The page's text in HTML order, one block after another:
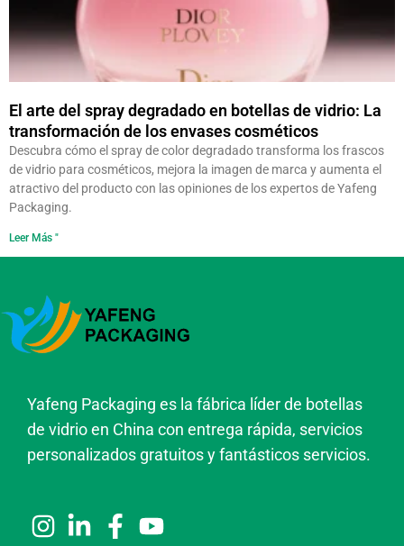
El arte del spray degradado en botellas de vidrio: La
transformación de los envases cosméticos
Descubra cómo el spray de color degradado transforma los frascos
de vidrio para cosméticos, mejora la imagen de marca y aumenta el
atractivo del producto con las opiniones de los expertos de Yafeng
Packaging.
Leer Más "
Yafeng Packaging es la fábrica líder de botellas
de vidrio en China con entrega rápida, servicios
personalizados gratuitos y fantásticos servicios.